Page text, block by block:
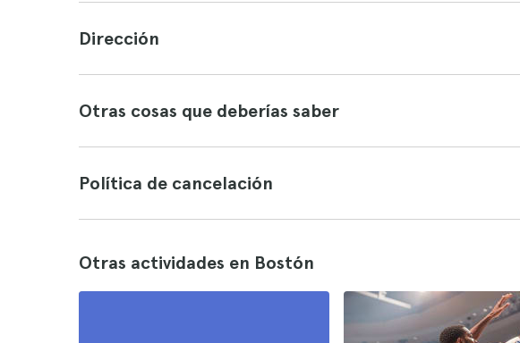
Dirección
Otras cosas que deberías saber
Política de cancelación
Otras actividades en Bostón